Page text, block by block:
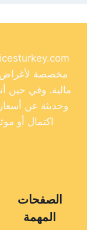
مخصصة لأغراض
مالية. وفي حين
وحديثة عن
اكتمال أو
الصفحات
المهمة